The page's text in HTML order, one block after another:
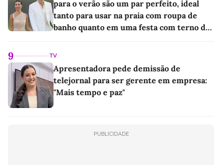
para o verão são um par perfeito, ideal
tanto para usar na praia com roupa de
banho quanto em uma festa com terno de
9 TV
Apresentadora pede demissão de
telejornal para ser gerente em empresa:
"Mais tempo e paz"
PUBLICIDADE